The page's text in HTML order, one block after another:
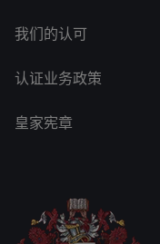
我们的认可
认证业务政策
皇家宪章